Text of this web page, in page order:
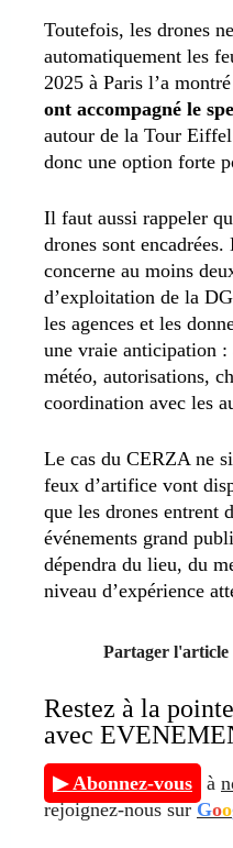
Toutefois, les drones
automatiquement les
2025 à Paris l’a
ont accompagné le
autour de la Tour
donc une option forte
Il faut aussi rappeler
drones sont encadrées.
concerne au moins
d’exploitation de la
les agences et les
une vraie anticipation :
météo, autorisations,
coordination avec les
Le cas du CERZA ne
feux d’artifice vont
que les drones entrent
événements grand
dépendra du lieu, du
niveau d’expérience
Partager l'article
Restez à la
avec
▶ Abonnez-vous à
rejoignez-nous surGoo